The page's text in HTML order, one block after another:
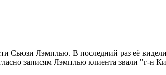
Сьюзи Лэмплью. В последний раз её
записям Лэмплью клиента звали "г-н